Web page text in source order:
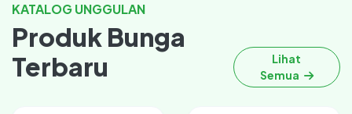
KATALOG UNGGULAN
Produk Bunga
Terbaru
Lihat
Semua